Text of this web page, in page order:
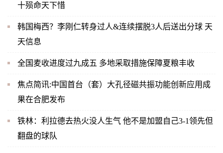
十殒命天下惜
韩国梅西？李刚仁转身过人&连续摆脱3人后送出分球 天
天信息
全国麦收进度过九成五 多地采取措施保障夏粮丰收
焦点简讯:中国首台（套）大孔径磁共振功能创新应用成
果在合肥发布
铁林：利拉德去热火没人生气 他不是加盟自己3-1领先但
翻盘的球队